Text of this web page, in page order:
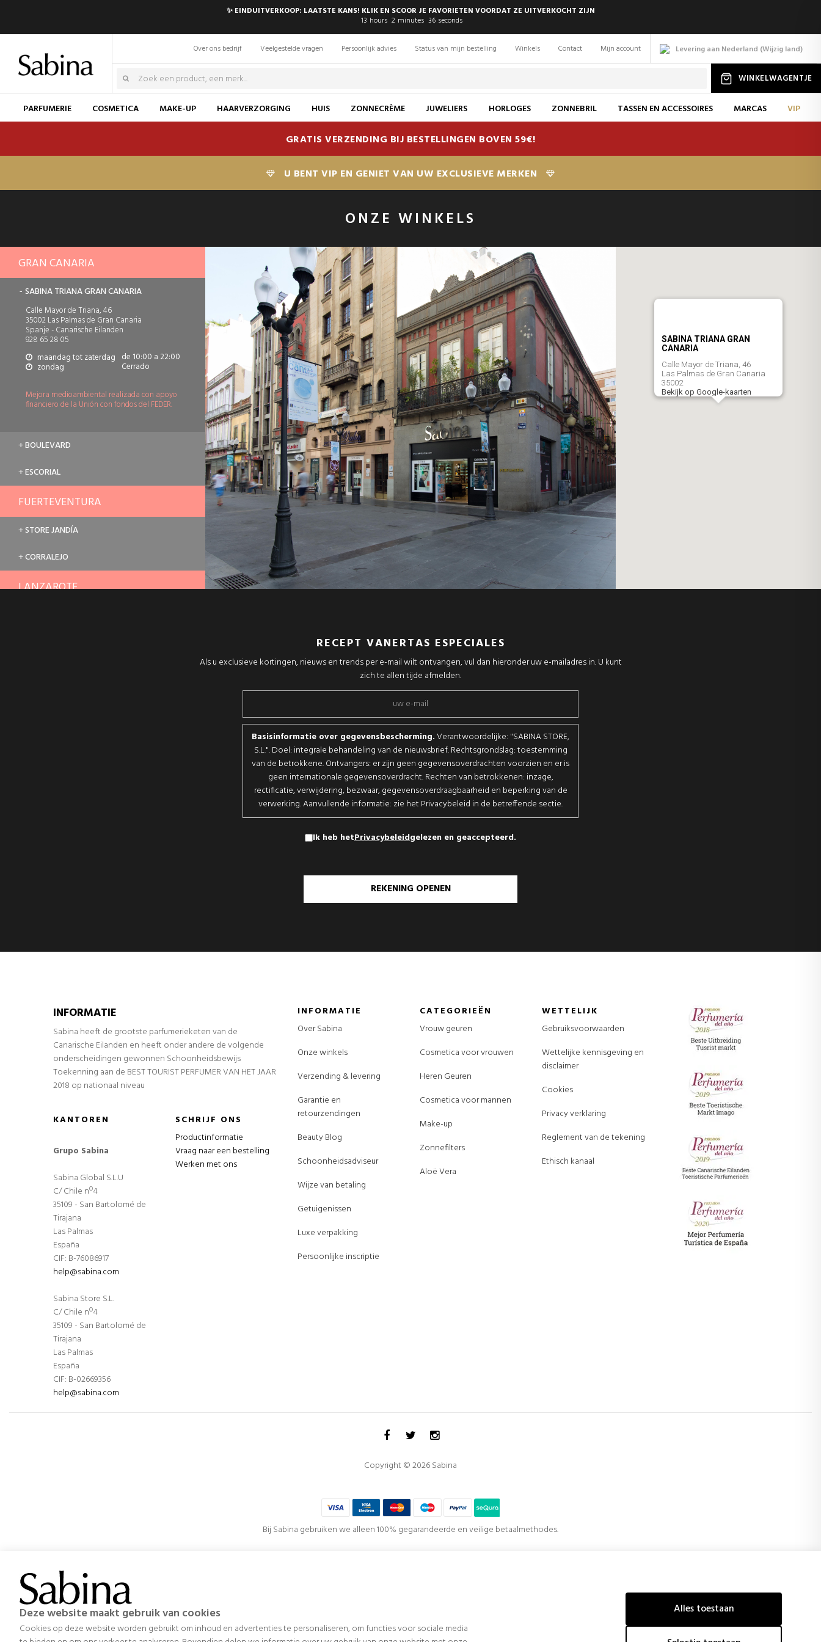
✨ EINDUITVERKOOP: LAATSTE KANS! KLIK EN SCOOR JE FAVORIETEN VOORDAT ZE UITVERKOCHT ZIJN
13 hours 2 minutes 36 seconds
Levering aan Nederland (Wijzig land)
Over ons bedrijf Veelgestelde vragen Persoonlijk advies Status van mijn bestelling Winkels Contact Mijn account
WINKELWAGENTJE
PARFUMERIE COSMETICA MAKE-UP HAARVERZORGING HUIS ZONNECRÈME JUWELIERS HORLOGES ZONNEBRIL TASSEN EN ACCESSOIRES MARCAS VIP
GRATIS VERZENDING BIJ BESTELLINGEN BOVEN 59€!
U BENT VIP EN GENIET VAN UW EXCLUSIEVE MERKEN
Deze website maakt gebruik van cookies
Cookies op deze website worden gebruikt om inhoud en advertenties te personaliseren, om functies voor sociale media
Alles toestaan
ONZE WINKELS
GRAN CANARIA
- SABINA TRIANA GRAN CANARIA
Calle Mayor de Triana, 46
35002 Las Palmas de Gran Canaria
Spanje - Canarische Eilanden
928 65 28 05
maandag tot zaterdag de 10:00 a 22:00
zondag Cerrado
Mejora medioambiental realizada con apoyo
financiero de la Unión con fondos del FEDER.
+BOULEVARD
+ESCORIAL
FUERTEVENTURA
+STORE JANDÍA
+CORRALEJO
LANZAROTE
SABINA TRIANA GRAN
CANARIA
Calle Mayor de Triana, 46
Las Palmas de Gran Canaria
35002
Bekijk op Google-kaarten
RECEPT VANERTAS ESPECIALES
Als u exclusieve kortingen, nieuws en trends per e-mail wilt ontvangen, vul dan hieronder uw e-mailadres in. U kunt
zich te allen tijde afmelden.
Basisinformatie over gegevensbescherming.Verantwoordelijke: "SABINA STORE,
S.L.". Doel: integrale behandeling van de nieuwsbrief. Rechtsgrondslag: toestemming
van de betrokkene. Ontvangers: er zijn geen gegevensoverdrachten voorzien en er is
geen internationale gegevensoverdracht. Rechten van betrokkenen: inzage,
rectificatie, verwijdering, bezwaar, gegevensoverdraagbaarheid en beperking van de
verwerking. Aanvullende informatie: zie het Privacybeleid in de betreffende sectie.
Ik heb hetPrivacybeleidgelezen en geaccepteerd.
REKENING OPENEN
INFORMATIE
Sabina heeft de grootste parfumerieketen van de
Canarische Eilanden en heeft onder andere de volgende
onderscheidingen gewonnen Schoonheidsbewijs
Toekenning aan de BEST TOURIST PERFUMER VAN HET JAAR
2018 op nationaal niveau
KANTOREN
Grupo Sabina
Sabina Global S.L.U
C/ Chile nº4
35109 - San Bartolomé de
Tirajana
Las Palmas
España
CIF: B-76086917
help@sabina.com
Sabina Store S.L.
C/ Chile nº4
35109 - San Bartolomé de
Tirajana
Las Palmas
España
CIF: B-02669356
help@sabina.com
SCHRIJF ONS
Productinformatie
Vraag naar een bestelling
Werken met ons
INFORMATIE
Over Sabina
Onze winkels
Verzending & levering
Garantie en
retourzendingen
Beauty Blog
Schoonheidsadviseur
Wijze van betaling
Getuigenissen
Luxe verpakking
Persoonlijke inscriptie
CATEGORIEËN
Vrouw geuren
Cosmetica voor vrouwen
Heren Geuren
Cosmetica voor mannen
Make-up
Zonnefilters
Aloë Vera
WETTELIJK
Gebruiksvoorwaarden
Wettelijke kennisgeving en
disclaimer
Cookies
Privacy verklaring
Reglement van de tekening
Ethisch kanaal
Copyright © 2026 Sabina
Bij Sabina gebruiken we alleen 100% gegarandeerde en veilige betaalmethodes.
Project gericht op het optimaliseren van het beheer, de organisatie, de visualisatie, de productiviteit en het concurrentievermogen van het bedrijf, het benadrukken van de financiële steun van de Europese
Unie en het verkrijgen van, onder andere, een verbetering van het ontwerp en de functionaliteit van onze winkels en klantenservice, het implementeren van technologische verbeteringen en innovatieve